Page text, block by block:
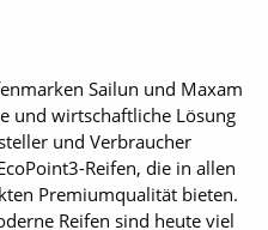
Sailun und Maxam
und wirtschaftliche Lösung
und Verbraucher
Reifen, die in allen
Premiumqualität bieten.
Reifen sind heute viel